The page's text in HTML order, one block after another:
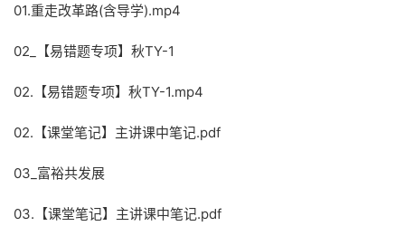
01.重走改革路(含导学).mp4
02_【易错题专项】秋TY-1
02.【易错题专项】秋TY-1.mp4
02.【课堂笔记】主讲课中笔记.pdf
03_富裕共发展
03.【课堂笔记】主讲课中笔记.pdf